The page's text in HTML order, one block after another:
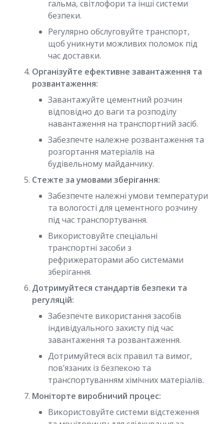
гальма, світлофори та інші системи
безпеки.
Регулярно обслуговуйте транспорт,
щоб уникнути можливих поломок під
час доставки.
Організуйте ефективне завантаження та
розвантаження:
Завантажуйте цементний розчин
відповідно до ваги та розподілу
навантаження на транспортний засіб.
Забезпечте належне розвантаження та
розгортання матеріалів на
будівельному майданчику.
Стежте за умовами зберігання:
Забезпечте належні умови температури
та вологості для цементного розчину
під час транспортування.
Використовуйте спеціальні
транспортні засоби з
рефрижераторами або системами
зберігання.
Дотримуйтеся стандартів безпеки та
регуляцій:
Забезпечте використання засобів
індивідуального захисту під час
завантаження та розвантаження.
Дотримуйтеся всіх правил та вимог,
пов’язаних із безпекою та
транспортуванням хімічних матеріалів.
Моніторте виробничий процес:
Використовуйте системи відстеження